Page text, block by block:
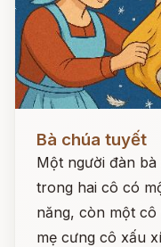
Bà chúa tuyết
Một người đàn
trong hai cô có
năng, còn một cô
mẹ cưng cô xấu